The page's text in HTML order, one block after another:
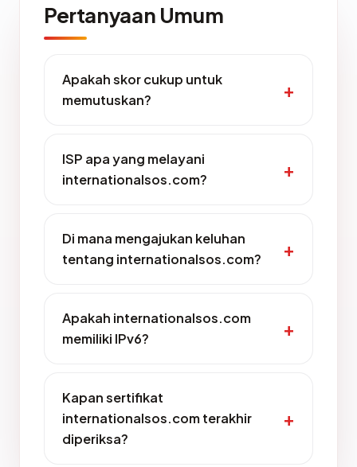
Pertanyaan Umum
Apakah skor cukup untuk
memutuskan?
ISP apa yang melayani
internationalsos.com?
Di mana mengajukan keluhan
tentang internationalsos.com?
Apakah internationalsos.com
memiliki IPv6?
Kapan sertifikat
internationalsos.com terakhir
diperiksa?